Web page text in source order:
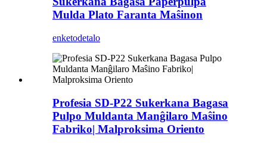
Mulda Plato Faranta Maŝinon
enketodetalo
Profesia SD-P22 Sukerkana Bagasa
Pulpo Muldanta Manĝilaro Maŝino
Fabriko| Malproksima Oriento